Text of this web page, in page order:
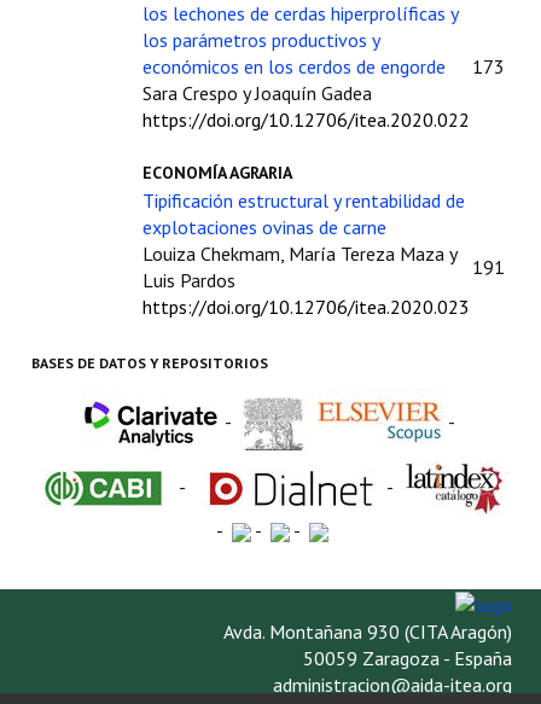
los lechones de cerdas hiperprolíficas y
los parámetros productivos y
económicos en los cerdos de engorde
Sara Crespo y Joaquín Gadea
https://doi.org/10.12706/itea.2020.022
173
ECONOMÍA AGRARIA
Tipificación estructural y rentabilidad de
explotaciones ovinas de carne
Louiza Chekmam, María Tereza Maza y
Luis Pardos
https://doi.org/10.12706/itea.2020.023
191
BASES DE DATOS Y REPOSITORIOS
- -
-
-
-
- -
Avda. Montañana 930 (CITA Aragón)
50059 Zaragoza - España
administracion@aida-itea.org